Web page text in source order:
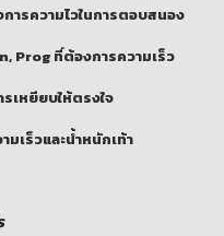
ารความไวในการตอบสนอง
Prog ที่ต้องการความเร็ว
เหยียบให้ตรงใจ
เร็วและน้ำหนักเท้า